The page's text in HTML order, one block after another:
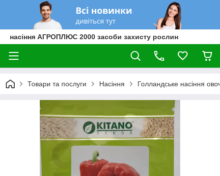
насіння АГРОПЛЮС 2000 засоби захисту рослин
Товари та послуги Насіння Голландське насіння